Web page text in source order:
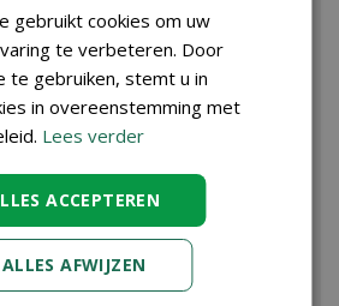
gebruikt cookies om uw
te verbeteren. Door
te gebruiken, stemt u in
in overeenstemming met
Lees verder
ACCEPTEREN
ALLES AFWIJZEN